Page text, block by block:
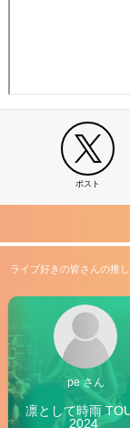
ポスト
ライブ好きの皆さんの推
pe さん
凛として時雨
2024